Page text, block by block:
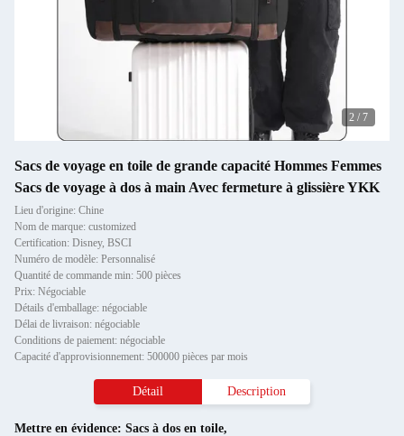
2 / 7
Sacs de voyage en toile de grande capacité Hommes Femmes
Sacs de voyage à dos à main Avec fermeture à glissière YKK
Lieu d'origine: Chine
Nom de marque: customized
Certification: Disney, BSCI
Numéro de modèle: Personnalisé
Quantité de commande min: 500 pièces
Prix: Négociable
Détails d'emballage: négociable
Délai de livraison: négociable
Conditions de paiement: négociable
Capacité d'approvisionnement: 500000 pièces par mois
Détail Description
Mettre en évidence: Sacs à dos en toile,